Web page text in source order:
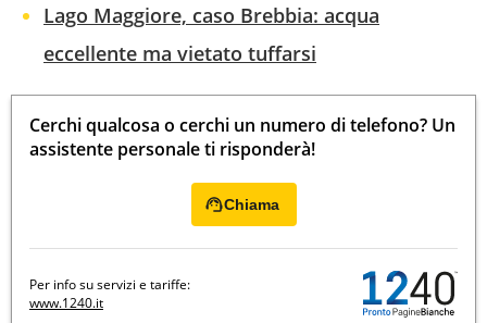
Lago Maggiore, caso Brebbia: acqua
eccellente ma vietato tuffarsi
Cerchi qualcosa o cerchi un numero di telefono? Un
assistente personale ti risponderà!
Chiama
Per info su servizi e tariffe:
www.1240.it